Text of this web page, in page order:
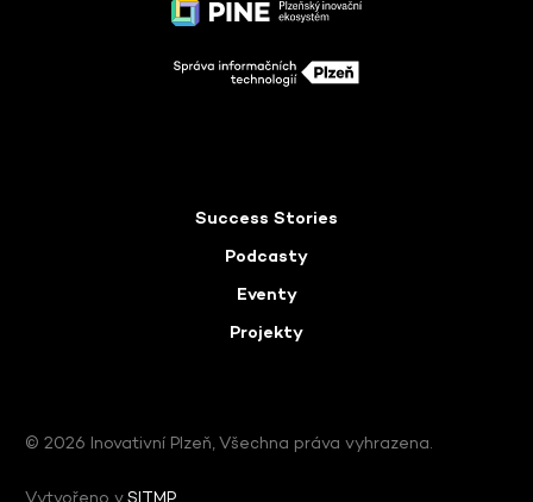
Success Stories
Podcasty
Eventy
Projekty
© 2026 Inovativní Plzeň, Všechna práva vyhrazena.
Vytvořeno vSITMP